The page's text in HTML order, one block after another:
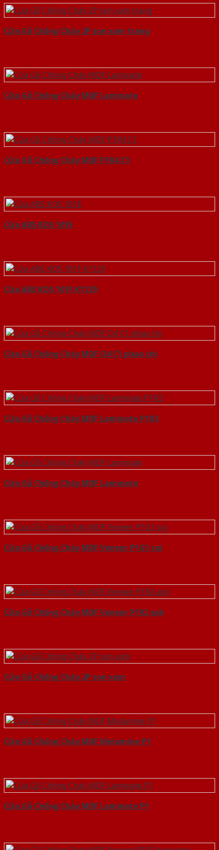
Cửa Gỗ Chống Cháy 2P son xam trang
Cửa Gỗ Chống Cháy MDF Laminate
Cửa Gỗ Chống Cháy MDF P1R4 C1
Cửa ABS KOS 101E
Cửa ABS KOS 101F K1129
Cửa Gỗ Chống Cháy MDF O4 C1 phao chi
Cửa Gỗ Chống Cháy MDF Laminate P1R2
Cửa Gỗ Chống Cháy MDF Laminate
Cửa Gỗ Chống Cháy MDF Veneer P1G1 soi
Cửa Gỗ Chống Cháy MDF Veneer P1R2 ash
Cửa Gỗ Chống Cháy 2P son xam
Cửa Gỗ Chống Cháy MDF Melamine P1
Cửa Gỗ Chống Cháy MDF Laminate P1